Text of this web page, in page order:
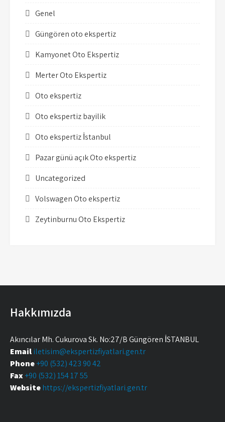
Genel
Güngören oto ekspertiz
Kamyonet Oto Ekspertiz
Merter Oto Ekspertiz
Oto ekspertiz
Oto ekspertiz bayilik
Oto ekspertiz İstanbul
Pazar günü açık Oto ekspertiz
Uncategorized
Volswagen Oto ekspertiz
Zeytinburnu Oto Ekspertiz
Hakkımızda
Akıncılar Mh. Çukurova Sk. No:27/B Güngören İSTANBUL
Emaililetisim@ekspertizfiyatlari.gen.tr
Phone+90 (532) 423 90 42
Fax+90 (532) 154 17 55
Websitehttps://ekspertizfiyatlari.gen.tr